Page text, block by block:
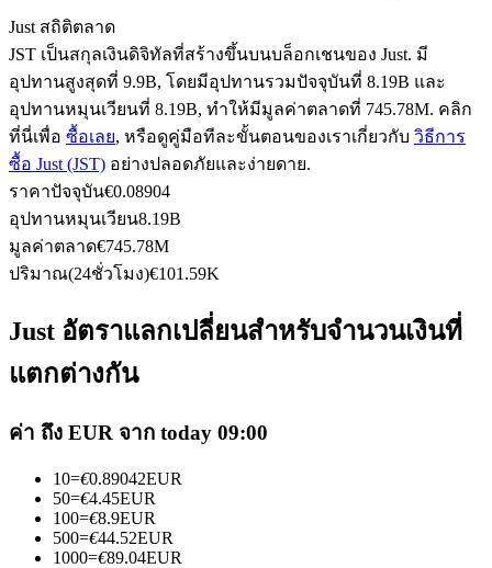
คัดลอกการซื้อขาย
เข้าร่วมกับเทรดเดอร์ชั้นนำ
เพลิดเพลินกับการแบ่งปันผลกำไรและค่าคอมมิชชั่นการคัด
ลอกการซื้อขาย
Just สถิติตลาด
JST เป็นสกุลเงินดิจิทัลที่สร้างขึ้นบนบล็อกเชนของ Just. มี
อุปทานสูงสุดที่ 9.9B, โดยมีอุปทานรวมปัจจุบันที่ 8.19B และ
อุปทานหมุนเวียนที่ 8.19B, ทำให้มีมูลค่าตลาดที่ 745.78M. คลิก
ที่นี่เพื่อ ซื้อเลย, หรือดูคู่มือทีละขั้นตอนของเราเกี่ยวกับ วิธีการ
ซื้อ Just (JST) อย่างปลอดภัยและง่ายดาย.
ราคาปัจจุบัน€0.08904
อุปทานหมุนเวียน8.19B
มูลค่าตลาด€745.78M
ปริมาณ(24ชั่วโมง)€101.59K
Just อัตราแลกเปลี่ยนสำหรับจำนวนเงินที่
แตกต่างกัน
ค่า ถึง EUR จาก today 09:00
10=€0.89042EUR
50=€4.45EUR
100=€8.9EUR
500=€44.52EUR
1000=€89.04EUR